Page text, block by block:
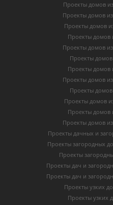
Проекты домов
Проекты домов
Проекты домов
Проекты домов
Проекты домов
Проекты
Проекты домов
Проекты домов
Проекты
Проекты домов
Проекты домов
Проекты домов
Проекты дачных и
Проекты загородных
Проекты
Проекты дач и
Проекты дач и
Проекты узких
Проекты узких